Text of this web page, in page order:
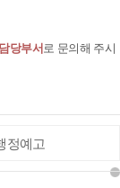
담당부서 로 문의해 주시
정예고